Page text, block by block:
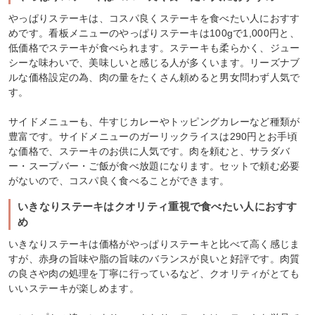
やっぱりステーキは、コスパ良くステーキを食べたい人におすす
めです。看板メニューのやっぱりステーキは100gで1,000円と、
低価格でステーキが食べられます。ステーキも柔らかく、ジュー
シーな味わいで、美味しいと感じる人が多くいます。リーズナブ
ルな価格設定の為、肉の量をたくさん頼めると男女問わず人気で
す。
サイドメニューも、牛すじカレーやトッピングカレーなど種類が
豊富です。サイドメニューのガーリックライスは290円とお手頃
な価格で、ステーキのお供に人気です。肉を頼むと、サラダバ
ー・スープバー・ご飯が食べ放題になります。セットで頼む必要
がないので、コスパ良く食べることができます。
いきなりステーキはクオリティ重視で食べたい人におすす
め
いきなりステーキは価格がやっぱりステーキと比べて高く感じま
すが、赤身の旨味や脂の旨味のバランスが良いと好評です。肉質
の良さや肉の処理を丁寧に行っているなど、クオリティがとても
いいステーキが楽しめます。